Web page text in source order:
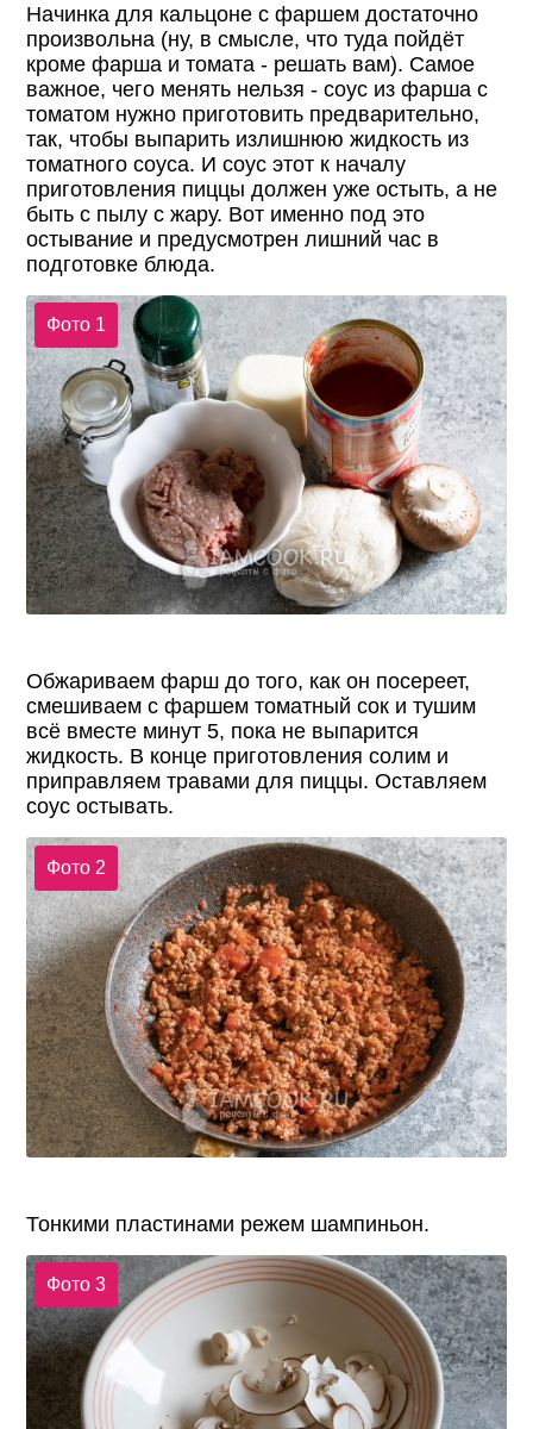
Начинка для кальцоне с фаршем достаточно
произвольна (ну, в смысле, что туда пойдёт
кроме фарша и томата - решать вам). Самое
важное, чего менять нельзя - соус из фарша с
томатом нужно приготовить предварительно,
так, чтобы выпарить излишнюю жидкость из
томатного соуса. И соус этот к началу
приготовления пиццы должен уже остыть, а не
быть с пылу с жару. Вот именно под это
остывание и предусмотрен лишний час в
подготовке блюда.
Фото 1
Обжариваем фарш до того, как он посереет,
смешиваем с фаршем томатный сок и тушим
всё вместе минут 5, пока не выпарится
жидкость. В конце приготовления солим и
приправляем травами для пиццы. Оставляем
соус остывать.
Фото 2
Тонкими пластинами режем шампиньон.
Фото 3